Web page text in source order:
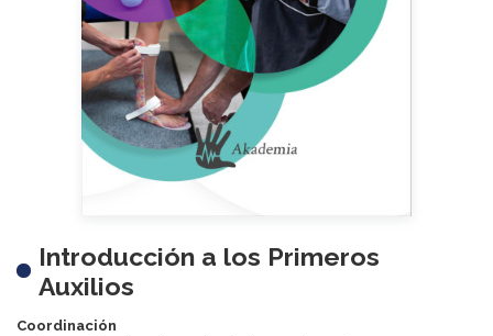
Introducción a los Primeros
Auxilios
Coordinación